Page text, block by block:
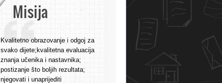
Misija
Kvalitetno obrazovanje i odgoj za
svako dijete;kvalitetna evaluacija
znanja učenika i nastavnika;
postizanje što boljih rezultata;
njegovati i unaprijediti